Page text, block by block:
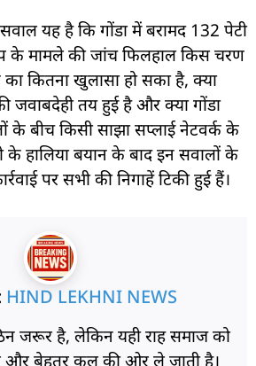
यह है कि गोंडा में बरामद 132 पेटी
के मामले की जांच फिलहाल किस चरण
कितना खुलासा हो सका है, क्या
जवाबदेही तय हुई है और क्या गोंडा
के बीच किसी साझा सप्लाई नेटवर्क के
हालिया बयान के बाद इन सवालों के
पर सभी की निगाहें टिकी हुई हैं।
HIND LEKHNI NEWS
जरूर है, लेकिन यही राह समाज को
बेहतर कल की ओर ले जाती है।